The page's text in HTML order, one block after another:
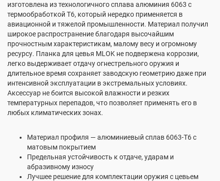
изготовлена из технологичного сплава алюминия 6063 с
термообработкой T6, который нередко применяется в
авиационной и тяжелой промышленности. Материал получил
широкое распространение благодаря высочайшим
прочностным характеристикам, малому весу и огромному
ресурсу. Планка для цевья MLOK не подвержена коррозии,
легко выдерживает отдачу огнестрельного оружия и
длительное время сохраняет заводскую геометрию даже при
интенсивной эксплуатации в экстремальных условиях.
Аксессуар не боится высокой влажности и резких
температурных перепадов, что позволяет применять его в
любых климатических зонах.
Материал профиля — алюминиевый сплав 6063-T6 с
матовым покрытием
Предельная устойчивость к отдаче, ударам и
абразивному износу
Лучшее решение для комплектации оружия с цевьем